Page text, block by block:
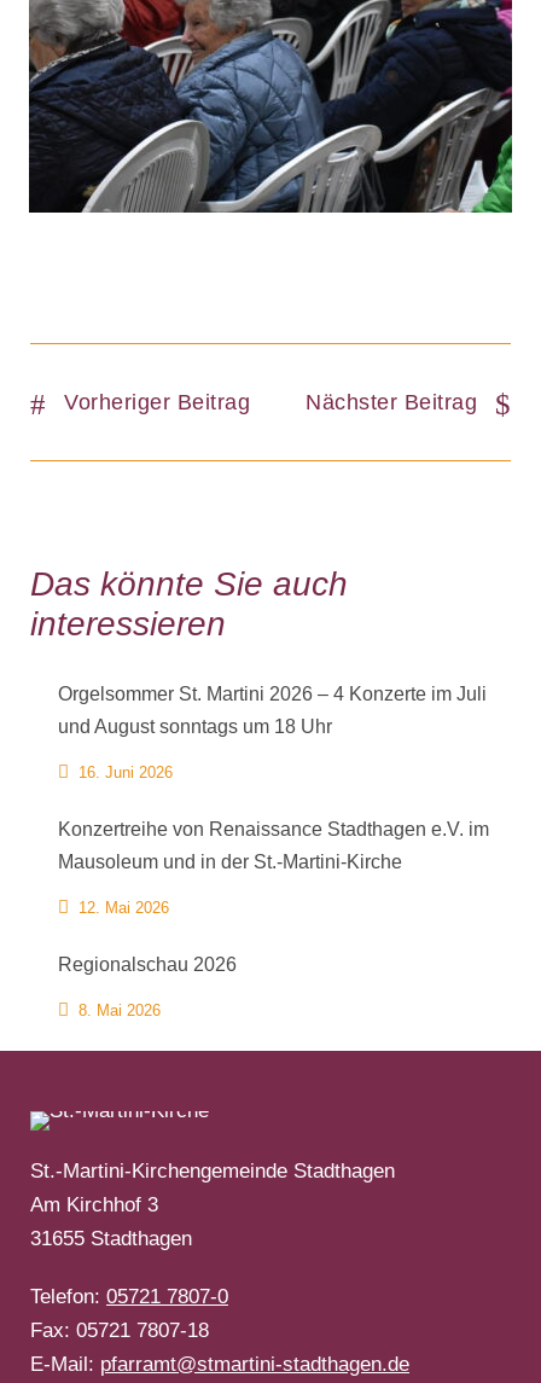
Vorheriger Beitrag Nächster Beitrag
Das könnte Sie auch
interessieren
Orgelsommer St. Martini 2026 – 4 Konzerte im Juli
und August sonntags um 18 Uhr
16. Juni 2026
Konzertreihe von Renaissance Stadthagen e.V. im
Mausoleum und in der St.-Martini-Kirche
12. Mai 2026
Regionalschau 2026
8. Mai 2026
St.-Martini-Kirchengemeinde Stadthagen
Am Kirchhof 3
31655 Stadthagen
Telefon: 05721 7807-0
Fax: 05721 7807-18
E-Mail: pfarramt@stmartini-stadthagen.de